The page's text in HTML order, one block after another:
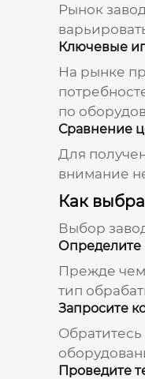
Рынок
Ключевые
На рынке
по
Сравнение
Для
внимание
Как
Выбор
Определите
Прежде чем
тип
Запросите
Проведите